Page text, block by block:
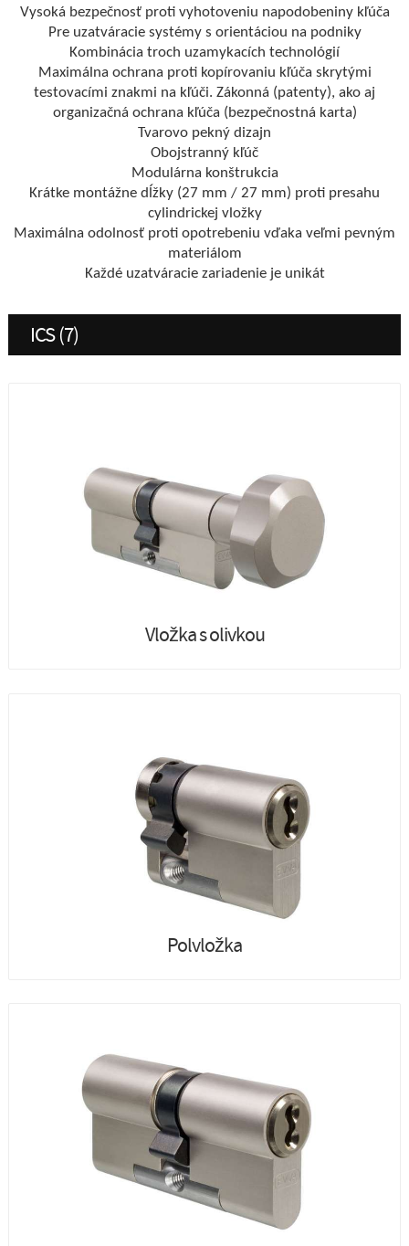
Vysoká bezpečnosť proti vyhotoveniu napodobeniny kľúča
Pre uzatváracie systémy s orientáciou na podniky
Kombinácia troch uzamykacích technológií
Maximálna ochrana proti kopírovaniu kľúča skrytými
testovacími znakmi na kľúči. Zákonná (patenty), ako aj
organizačná ochrana kľúča (bezpečnostná karta)
Tvarovo pekný dizajn
Obojstranný kľúč
Modulárna konštrukcia
Krátke montážne dĺžky (27 mm / 27 mm) proti presahu
cylindrickej vložky
Maximálna odolnosť proti opotrebeniu vďaka veľmi pevným
materiálom
Každé uzatváracie zariadenie je unikát
ICS (7)
Vložka s olivkou
Polvložka